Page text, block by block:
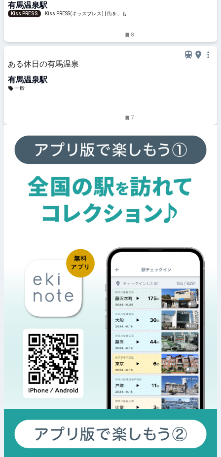
有馬温泉駅
Kiss PRESS
Kiss PRESS(キッスプレス) | 街を、もっ
8
ある休日の有馬温泉
有馬温泉駅
一般
7